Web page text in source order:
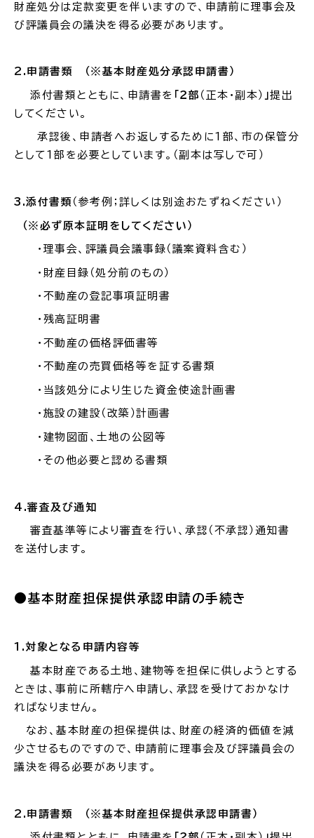
財産処分は定款変更を伴いますので、申請前に理事会及
び評議員会の議決を得る必要があります。
2. 申請書類 （※基本財産処分承認申請書）
添付書類とともに、申請書を 「２部 （正本・副本） 」提出
してください。
承認後、申請者へお返しするために 1 部、市の保管分
として 1 部を必要としています。（副本は写しで可）
3.添付書類 （参考例；詳しくは別途おたずねください）
（※必ず 原本証明 をしてください）
・理事会、評議員会議事録（議案資料含む）
・財産目録（処分前のもの）
・不動産の登記事項証明書
・残高証明書
・不動産の価格評価書等
・不動産の売買価格等を証する書類
・当該処分により生じた資金使途計画書
・施設の建設（改築）計画書
・建物図面、土地の公図等
・その他必要と認める書類
4.審査及び通知
審査基準等により審査を行い、承認（不承認）通知書
を送付します。
●基本財産担保提供承認申請の手続き
1.対象となる申請内容等
基本財産である土地、建物等を担保に供しようとする
ときは、事前に所轄庁へ申請し、承認を受けておかなけ
ればなりません。
なお、基本財産の担保提供は、財産の経済的価値を減
少させるものですので、申請前に理事会及び評議員会の
議決を得る必要があります。
2. 申請書類 （※基本財産担保提供承認申請書）